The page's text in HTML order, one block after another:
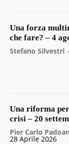
Una forza
che fare? – 4
Stefano Silvestri -
Una riforma
crisi – 20
Pier Carlo Padoan
28 Aprile 2026